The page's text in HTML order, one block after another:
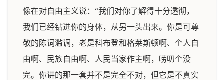
像在对自由主义说：“我们对你了解得十分透彻，
我们已经钻进你的身体，从另一头出来。你是可尊
敬的陈词滥调，老是科布登和格莱斯顿啊、个人自
由啊、民族自由啊、人民当家作主啊，唠叨个没
完。你讲的那一套并不是完全不对，但它是不真实